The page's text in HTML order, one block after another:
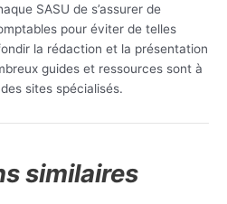
SASU de s’assurer de
pour éviter de telles
la rédaction et la présentation
guides et ressources sont à
sites spécialisés.
similaires